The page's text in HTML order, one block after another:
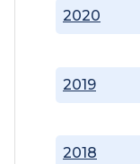
2018
2019
2020